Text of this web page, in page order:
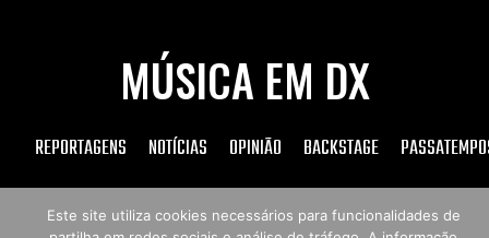
MÚSICA EM DX
REPORTAGENS NOTÍCIAS OPINIÃO BACKSTAGE
Este site utiliza cookies necessários para funcionalidades de